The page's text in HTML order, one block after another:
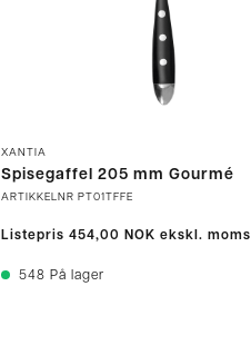
XANTIA
Spisegaffel 205 mm Gourmé
ARTIKKELNR PT01TFFE
Listepris 454,00 NOK ekskl. moms
548 På lager